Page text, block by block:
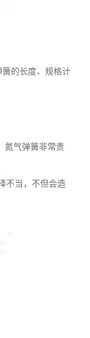
的长度、规格计
氮气弹簧非常贵
不当，不但会造